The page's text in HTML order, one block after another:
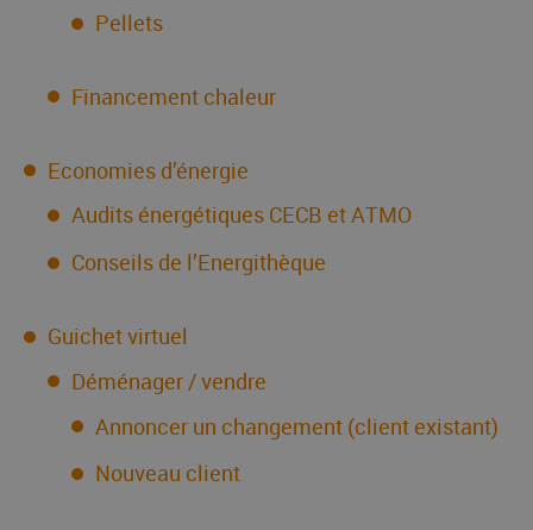
Pellets
Financement chaleur
Economies d’énergie
Audits énergétiques CECB et ATMO
Conseils de l’Energithèque
Guichet virtuel
Déménager / vendre
Annoncer un changement (client existant)
Nouveau client